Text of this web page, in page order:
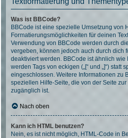
Was ist BBCode?
BBCode ist eine spezielle Umsetzung von
Formatierungsmöglichkeiten für deinen
Verwendung von BBCode werden durch
vergeben, können jedoch auch durch dich
deaktiviert werden. BBCode ist ähnlich wie
werden Tags von eckigen („[“ und „]“) statt
eingeschlossen. Weitere Informationen zu
speziellen Hilfe-Seite, die von der Seite
zugänglich ist.
Nach oben
Kann ich HTML benutzen?
Nein, es ist nicht möglich, HTML-Code in